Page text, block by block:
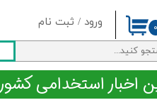
ورود / ثبت نام
حساب کاربری من
تغییر گذر واژه
سفارشات
۰
اخبار استخدامی